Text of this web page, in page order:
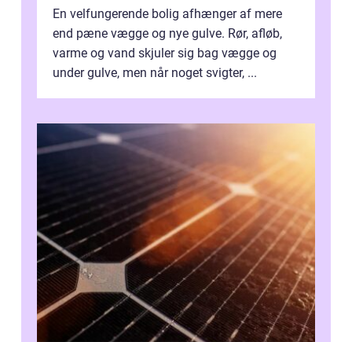
En velfungerende bolig afhænger af mere
end pæne vægge og nye gulve. Rør, afløb,
varme og vand skjuler sig bag vægge og
under gulve, men når noget svigter, ...